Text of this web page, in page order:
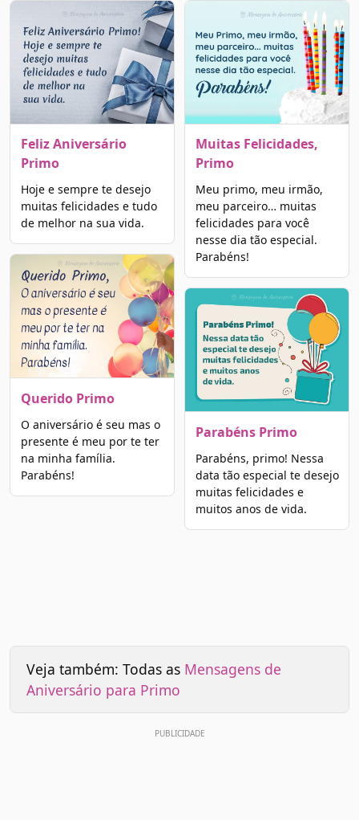
Feliz Aniversário
Primo
Hoje e sempre te desejo
muitas felicidades e tudo
de melhor na sua vida.
Querido Primo
O aniversário é seu mas o
presente é meu por te ter
na minha família.
Parabéns!
Muitas Felicidades,
Primo
Meu primo, meu irmão,
meu parceiro… muitas
felicidades para você
nesse dia tão especial.
Parabéns!
Parabéns Primo
Parabéns, primo! Nessa
data tão especial te desejo
muitas felicidades e
muitos anos de vida.
Veja também: Todas as Mensagens de
Aniversário para Primo